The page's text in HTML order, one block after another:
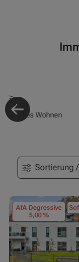
Wohnen
Sortierung
AfA Degressive
5,00 %